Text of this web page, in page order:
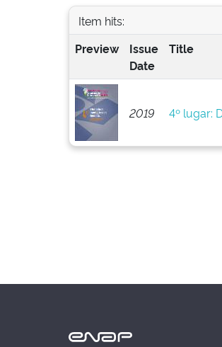
Item hits:
Preview
Issue
Date
Title
2019 4º lugar: